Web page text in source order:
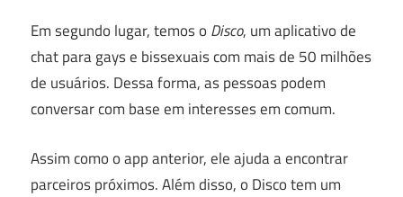
Em segundo lugar, temos o Disco, um aplicativo de
chat para gays e bissexuais com mais de 50 milhões
de usuários. Dessa forma, as pessoas podem
conversar com base em interesses em comum.
Assim como o app anterior, ele ajuda a encontrar
parceiros próximos. Além disso, o Disco tem um